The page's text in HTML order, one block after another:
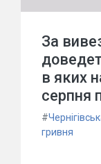
За
в яких
серпня
#
гривня